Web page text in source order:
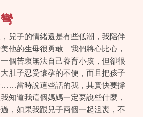
兒子的情緒還是有些低潮，我陪伴
他的生母很勇敢，我們將心比心，
個苦衷無法自己養育小孩，但卻很
肚子忍受懷孕的不便，而且把孩子
……當時說這些話的我，其實快要撐
知道我這個媽媽一定要說些什麼，
，如果我跟兒子兩個一起沮喪，不